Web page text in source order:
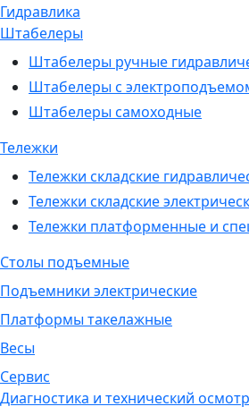
Гидравлика
Штабелеры
Штабелеры ручные
Штабелеры с
Штабелеры самоходные
Тележки
Тележки складские
Тележки складские
Тележки платформенные и
Столы подъемные
Подъемники электрические
Платформы такелажные
Весы
Сервис
Диагностика и технический осмотр